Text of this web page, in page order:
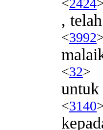
<2424
,
<3992
<32>
untuk
<3140